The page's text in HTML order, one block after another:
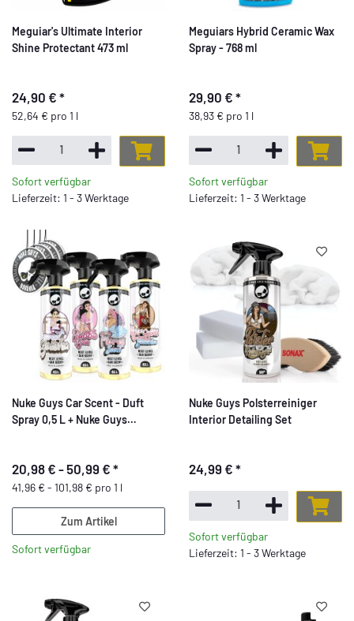
Meguiar's Ultimate Interior
Shine Protectant 473 ml
24,90 € *
52,64 € pro 1 l
Sofort verfügbar
Lieferzeit: 1 - 3 Werktage
Meguiars Hybrid Ceramic Wax
Spray - 768 ml
29,90 € *
38,93 € pro 1 l
Sofort verfügbar
Lieferzeit: 1 - 3 Werktage
Nuke Guys Car Scent - Duft
Spray 0,5 L + Nuke Guys
20,98 € -50,99 € *
41,96 € - 101,98 € pro 1 l
Zum Artikel
Sofort verfügbar
Nuke Guys Polsterreiniger
Interior Detailing Set
24,99 € *
Sofort verfügbar
Lieferzeit: 1 - 3 Werktage